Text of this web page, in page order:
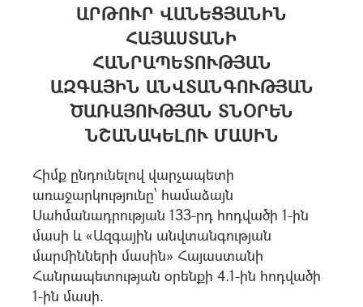
ԱՐԹՈՒՐ ՎԱՆԵՑՅԱՆԻՆ
ՀԱՅԱՍՏԱՆԻ
ՀԱՆՐԱՊԵՏՈՒԹՅԱՆ
ԱԶԳԱՅԻՆ ԱՆՎՏԱՆԳՈՒԹՅԱՆ
ԾԱՌԱՅՈՒԹՅԱՆ ՏՆՕՐԵՆ
ՆՇԱՆԱԿԵԼՈՒ ՄԱՍԻՆ
Հիմք ընդունելով վարչապետի
առաջարկությունը` համաձայն
Սահմանադրության 133-րդ հոդվածի 1-ին
մասի և «Ազգային անվտանգության
մարմինների մասին» Հայաստանի
Հանրապետության օրենքի 4.1-ին հոդվածի
1-ին մասի.